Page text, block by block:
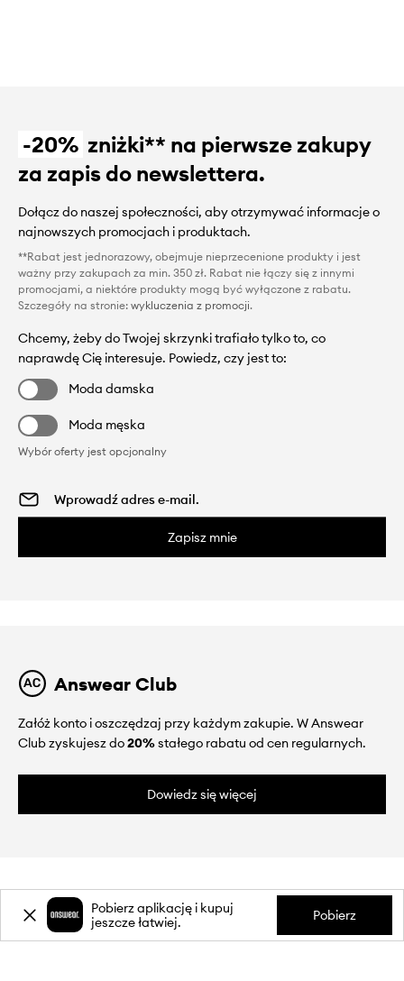
-20% zniżki** na pierwsze zakupy
za zapis do newslettera.
Dołącz do naszej społeczności, aby otrzymywać informacje o
najnowszych promocjach i produktach.
**Rabat jest jednorazowy, obejmuje nieprzecenione produkty i jest
ważny przy zakupach za min. 350 zł. Rabat nie łączy się z innymi
promocjami, a niektóre produkty mogą być wyłączone z rabatu.
Szczegóły na stronie: wykluczenia z promocji.
Chcemy, żeby do Twojej skrzynki trafiało tylko to, co
naprawdę Cię interesuje. Powiedz, czy jest to:
Moda damska
Moda męska
Wybór oferty jest opcjonalny
Zapisz mnie
Answear Club
Załóż konto i oszczędzaj przy każdym zakupie. W Answear
Club zyskujesz do20%stałego rabatu od cen regularnych.
Dowiedz się więcej
O NAS
Pobierz aplikację i kupuj
jeszcze łatwiej.
Pobierz